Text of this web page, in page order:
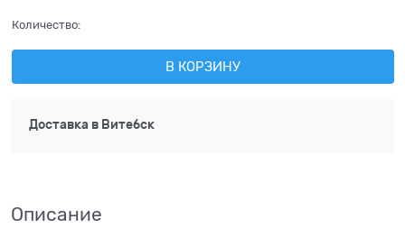
Количество:
В КОРЗИНУ
Доставка в Витебск
Описание